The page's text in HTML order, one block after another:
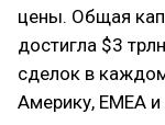
цены. Общая
достигла $3
сделок в
Америку, EMEA